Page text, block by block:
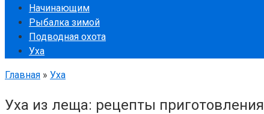
Начинающим
Рыбалка зимой
Подводная охота
Уха
Главная » Уха
Уха из леща: рецепты приготовления